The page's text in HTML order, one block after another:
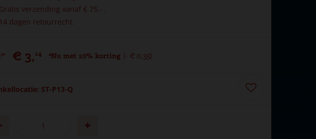
Gratis verzending vanaf € 75,- .
14 dagen retourrecht.
49 € 3,14 Nu met 10% korting € 0,35
ST-P13-Q